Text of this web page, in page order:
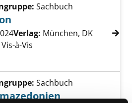
von London anzeigen
Sachbuch
diesem Verfasser
Verlag: München, DK
Vis-à-Vis
Sachbuch